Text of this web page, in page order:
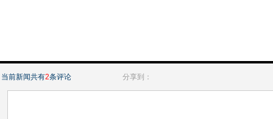
当前新闻共有2条评论 分享到：